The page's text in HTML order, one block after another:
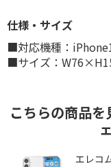
仕様・サイズ
■対応機種：
■サイズ：
こちらの商品
エレコ